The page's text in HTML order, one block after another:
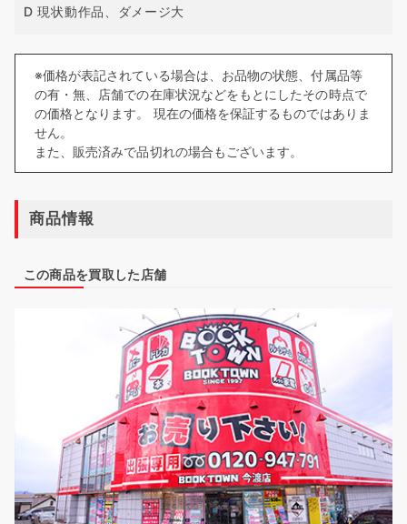
D 現状動作品、ダメージ大
※価格が表記されている場合は、お品物の状態、付属品等
の有・無、店舗での在庫状況などをもとにしたその時点で
の価格となります。 現在の価格を保証するものではありま
せん。
また、販売済みで品切れの場合もございます。
商品情報
この商品を買取した店舗